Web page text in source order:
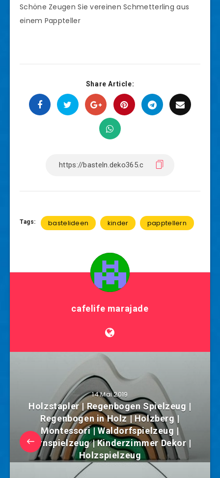
Schöne Zeugen Sie vereinen Schmetterling aus
einem Pappteller
Share Article:
Tags: bastelideen kinder papptellern
cafelife marajade
14 Mai 2019
Holzstapler | Regenbogen Spielzeug |
Regenbogen in Holz | Holzberg |
Montessori | Waldorfspielzeug |
Lernspielzeug | Kinderzimmer Dekor |
Holzspielzeug